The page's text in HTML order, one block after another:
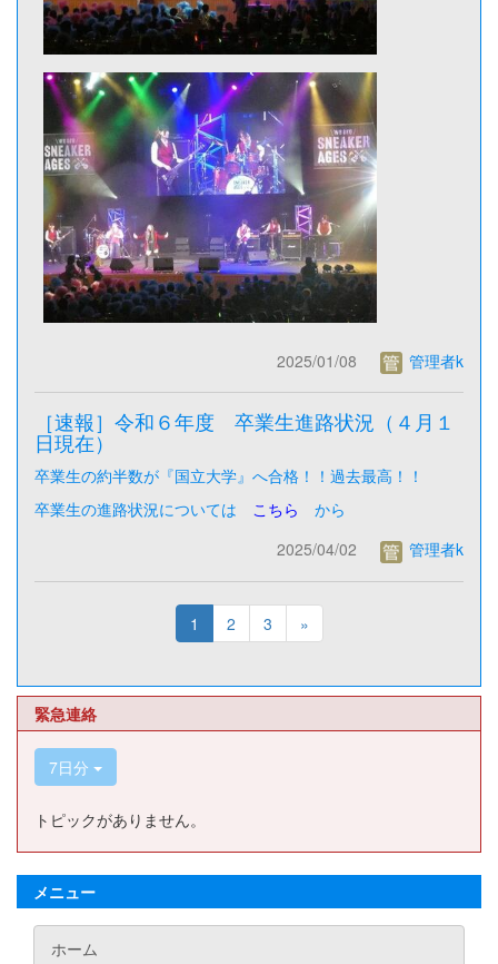
2025/01/08 管理者k
［速報］令和６年度 卒業生進路状況（４月１
日現在）
卒業生の約半数が『国立大学』へ合格！！過去最高！！
卒業生の進路状況については こちら から
2025/04/02
管理者k
1 2 3 »
緊急連絡
7日分
トピックがありません。
メニュー
ホーム